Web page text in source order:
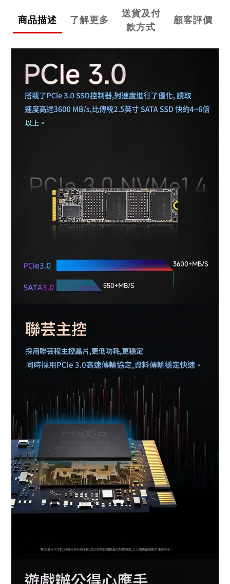
商品描述 了解更多
送貨及付
款方式
顧客評價